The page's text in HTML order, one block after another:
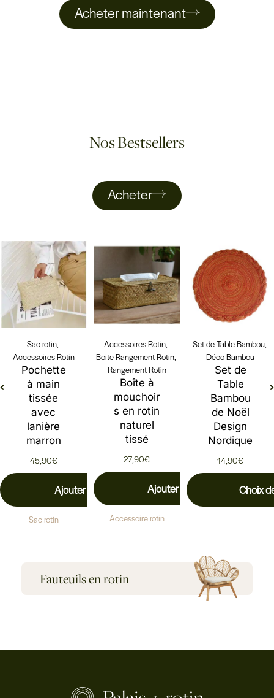
Acheter maintenant
Nos Bestsellers
Acheter
Sac rotin,
Accessoires Rotin
Pochette
à main
tissée
avec
lanière
marron
45,90€
Ajouter au panier
Sac rotin
Accessoires Rotin,
Boite Rangement Rotin,
Rangement Rotin
Boîte à
mouchoir
s en rotin
naturel
tissé
27,90€
Ajouter au panier
Accessoire rotin
Set de Table Bambou,
Déco Bambou
Set de
Table
Bambou
de Noël
Design
Nordique
14,90€
Choix
Fauteuils en rotin